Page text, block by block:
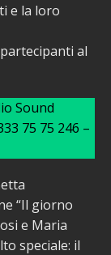
e la loro
al
Sound
75 75 246 –
“Il giorno
e Maria
speciale: il